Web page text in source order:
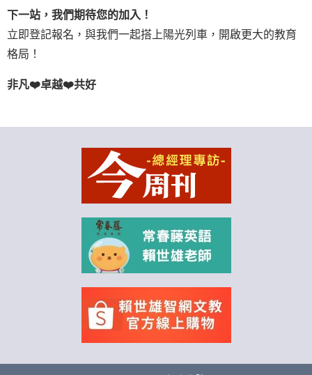
下一站，我們期待您的加入！
立即登記報名，與我們一起搭上陽光列車，開啟更大的教育
格局！
非凡❤️卓越❤️共好